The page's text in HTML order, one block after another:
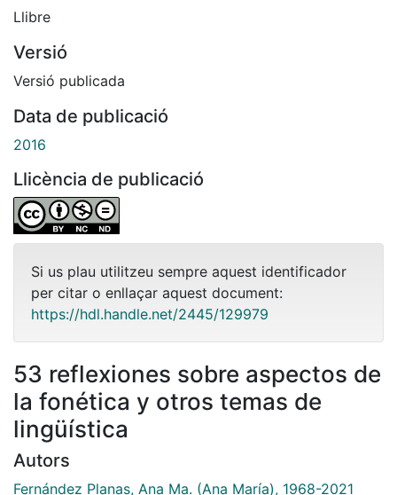
Llibre
Versió
Versió publicada
Data de publicació
2016
Llicència de publicació
Si us plau utilitzeu sempre aquest identificador
per citar o enllaçar aquest document:
https://hdl.handle.net/2445/129979
53 reflexiones sobre aspectos de
la fonética y otros temas de
lingüística
Autors
Fernández Planas, Ana Ma. (Ana María), 1968-2021